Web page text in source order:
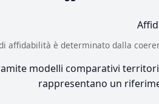
affidabilità è determinato dalla
modelli comparativi
rappresentano un